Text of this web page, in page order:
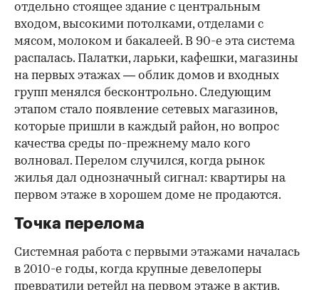
отдельно стоящее здание с центральным
входом, высокими потолками, отделами с
мясом, молоком и бакалеей. В 90-е эта система
распалась. Палатки, ларьки, кафешки, магазины
на первых этажах — облик домов и входных
групп менялся бесконтрольно. Следующим
этапом стало появление сетевых магазинов,
которые пришли в каждый район, но вопрос
качества среды по-прежнему мало кого
волновал. Перелом случился, когда рынок
жилья дал однозначный сигнал: квартиры на
первом этаже в хорошем доме не продаются.
Точка перелома
Системная работа с первыми этажами началась
в 2010-е годы, когда крупные девелоперы
превратили ретейл на первом этаже в актив.